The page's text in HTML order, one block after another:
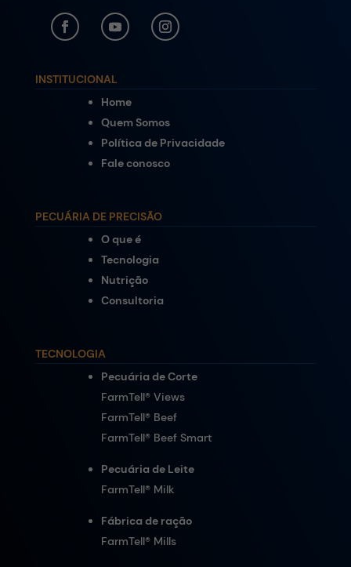
INSTITUCIONAL
Home
Quem Somos
Política de Privacidade
Fale conosco
PECUÁRIA DE PRECISÃO
O que é
Tecnologia
Nutrição
Consultoria
TECNOLOGIA
Pecuária de Corte
FarmTell® Views
FarmTell® Beef
FarmTell® Beef Smart
Pecuária de Leite
FarmTell® Milk
Fábrica de ração
FarmTell® Mills